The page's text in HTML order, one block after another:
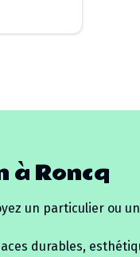
àRoncq
un particulier ou un
durables,